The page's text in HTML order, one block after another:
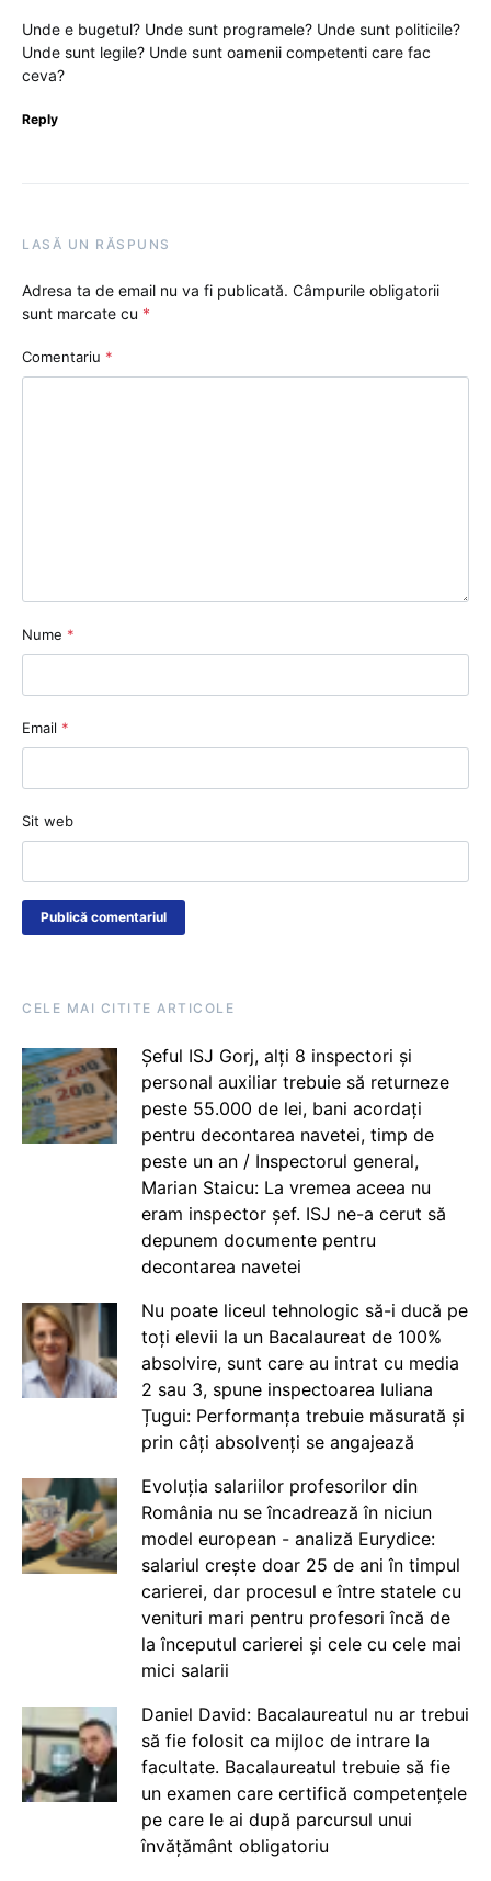
Unde e bugetul? Unde sunt programele? Unde sunt politicile?
Unde sunt legile? Unde sunt oamenii competenti care fac
ceva?
Reply
LASĂ UN RĂSPUNS
Adresa ta de email nu va fi publicată. Câmpurile obligatorii
sunt marcate cu *
Comentariu *
Nume *
Email *
Sit web
CELE MAI CITITE ARTICOLE
Șeful ISJ Gorj, alți 8 inspectori și
personal auxiliar trebuie să returneze
peste 55.000 de lei, bani acordați
pentru decontarea navetei, timp de
peste un an / Inspectorul general,
Marian Staicu: La vremea aceea nu
eram inspector șef. ISJ ne-a cerut să
depunem documente pentru
decontarea navetei
Nu poate liceul tehnologic să-i ducă pe
toți elevii la un Bacalaureat de 100%
absolvire, sunt care au intrat cu media
2 sau 3, spune inspectoarea Iuliana
Țugui: Performanța trebuie măsurată și
prin câți absolvenți se angajează
Evoluția salariilor profesorilor din
România nu se încadrează în niciun
model european - analiză Eurydice:
salariul crește doar 25 de ani în timpul
carierei, dar procesul e între statele cu
venituri mari pentru profesori încă de
la începutul carierei și cele cu cele mai
mici salarii
Daniel David: Bacalaureatul nu ar trebui
să fie folosit ca mijloc de intrare la
facultate. Bacalaureatul trebuie să fie
un examen care certifică competențele
pe care le ai după parcursul unui
învățământ obligatoriu